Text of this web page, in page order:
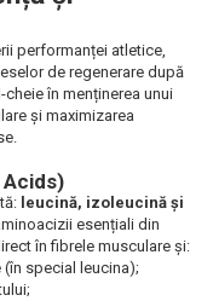
performanței atletice,
de regenerare după
în menținerea unui
și maximizarea
Acids)
leucină, izoleucină și
esențiali din
în fibrele musculare și:
special leucina);